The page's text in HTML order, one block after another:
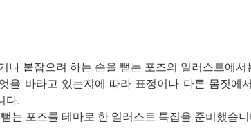
나 붙잡으려 하는 손을 뻗는 포즈의 일러스트에
을 바라고 있는지에 따라 표정이나 다른 몸짓에
다.
는 포즈를 테마로 한 일러스트 특집을 준비했습